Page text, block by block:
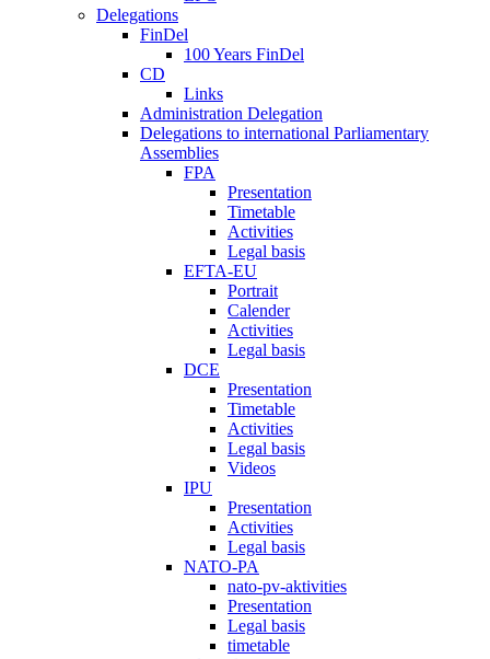
Delegations
FinDel
100 Years FinDel
CD
Links
Administration Delegation
Delegations to international Parliamentary
Assemblies
FPA
Presentation
Timetable
Activities
Legal basis
EFTA-EU
Portrait
Calender
Activities
Legal basis
DCE
Presentation
Timetable
Activities
Legal basis
Videos
IPU
Presentation
Activities
Legal basis
NATO-PA
nato-pv-aktivities
Presentation
Legal basis
timetable